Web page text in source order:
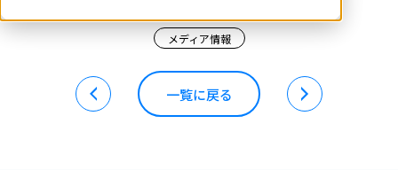
メディア情報
一覧に戻る